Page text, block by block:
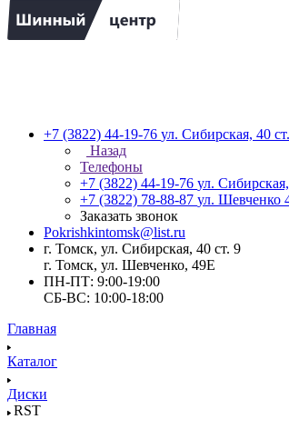
+7 (3822) 44-19-76 ул. Сибирская, 40
Назад
Телефоны
+7 (3822) 44-19-76 ул. Сибирская,
+7 (3822) 78-88-87 ул. Шевченко
Заказать звонок
Pokrishkintomsk@list.ru
г. Томск, ул. Сибирская, 40 ст. 9
г. Томск, ул. Шевченко, 49Е
ПН-ПТ: 9:00-19:00
СБ-ВС: 10:00-18:00
Главная
Каталог
Диски
RST